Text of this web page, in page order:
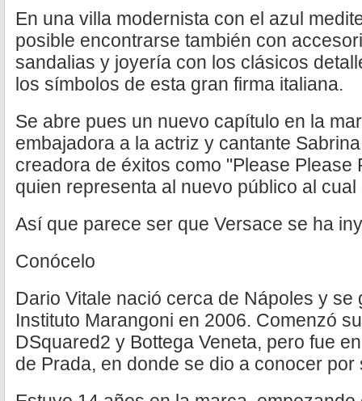
En una villa modernista con el azul
posible encontrarse también con
sandalias y joyería con los clásicos
los símbolos de esta gran firma italiana.
Se abre pues un nuevo capítulo en la
embajadora a la actriz y cantante
creadora de éxitos como "Please Please
quien representa al nuevo público al
Así que parece ser que Versace se ha
Conócelo
Dario Vitale nació cerca de Nápoles y se
Instituto Marangoni en 2006. Comenzó
DSquared2 y Bottega Veneta, pero fue
de Prada, en donde se dio a conocer